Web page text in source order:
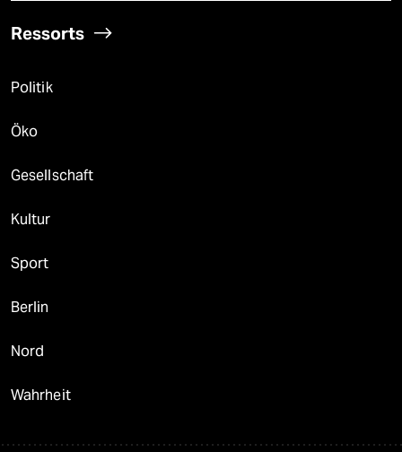
Ressorts
Politik
Öko
Gesellschaft
Kultur
Sport
Berlin
Nord
Wahrheit